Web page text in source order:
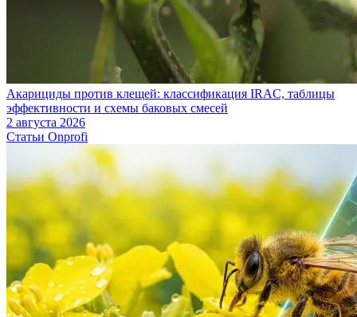
Акарициды против клещей: классификация IRAC, таблицы
эффективности и схемы баковых смесей
2 августа 2026
Статьи Onprofi